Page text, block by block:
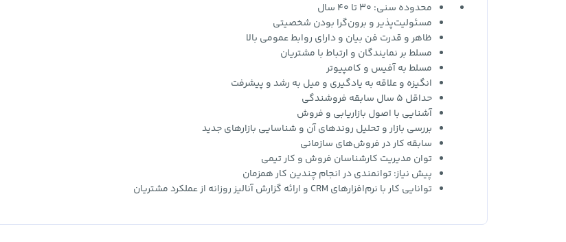
محدوده سنی: 30 تا 40 سال
مسئولیت‌پذیر و برون‌گرا بودن شخصیتی
ظاهر و قدرت فن بیان و دارای روابط عمومی بالا
مسلط بر نمایندگان و ارتباط با مشتریان
مسلط به آفیس و کامپیوتر
انگیزه و علاقه به یادگیری و میل به رشد و پیشرفت
حداقل 5 سال سابقه فروشندگی
آشنایی با اصول بازاریابی و فروش
بررسی بازار و تحلیل روندهای آن و شناسایی بازارهای جدید
سابقه کار در فروش‌های سازمانی
توان مدیریت کارشناسان فروش و کار تیمی
پیش‌ نیاز: توانمندی در انجام چندین کار همزمان
توانایی کار با نرم‌افزارهای CRM و ارائه گزارش آنالیز روزانه از عملکرد مشتریان